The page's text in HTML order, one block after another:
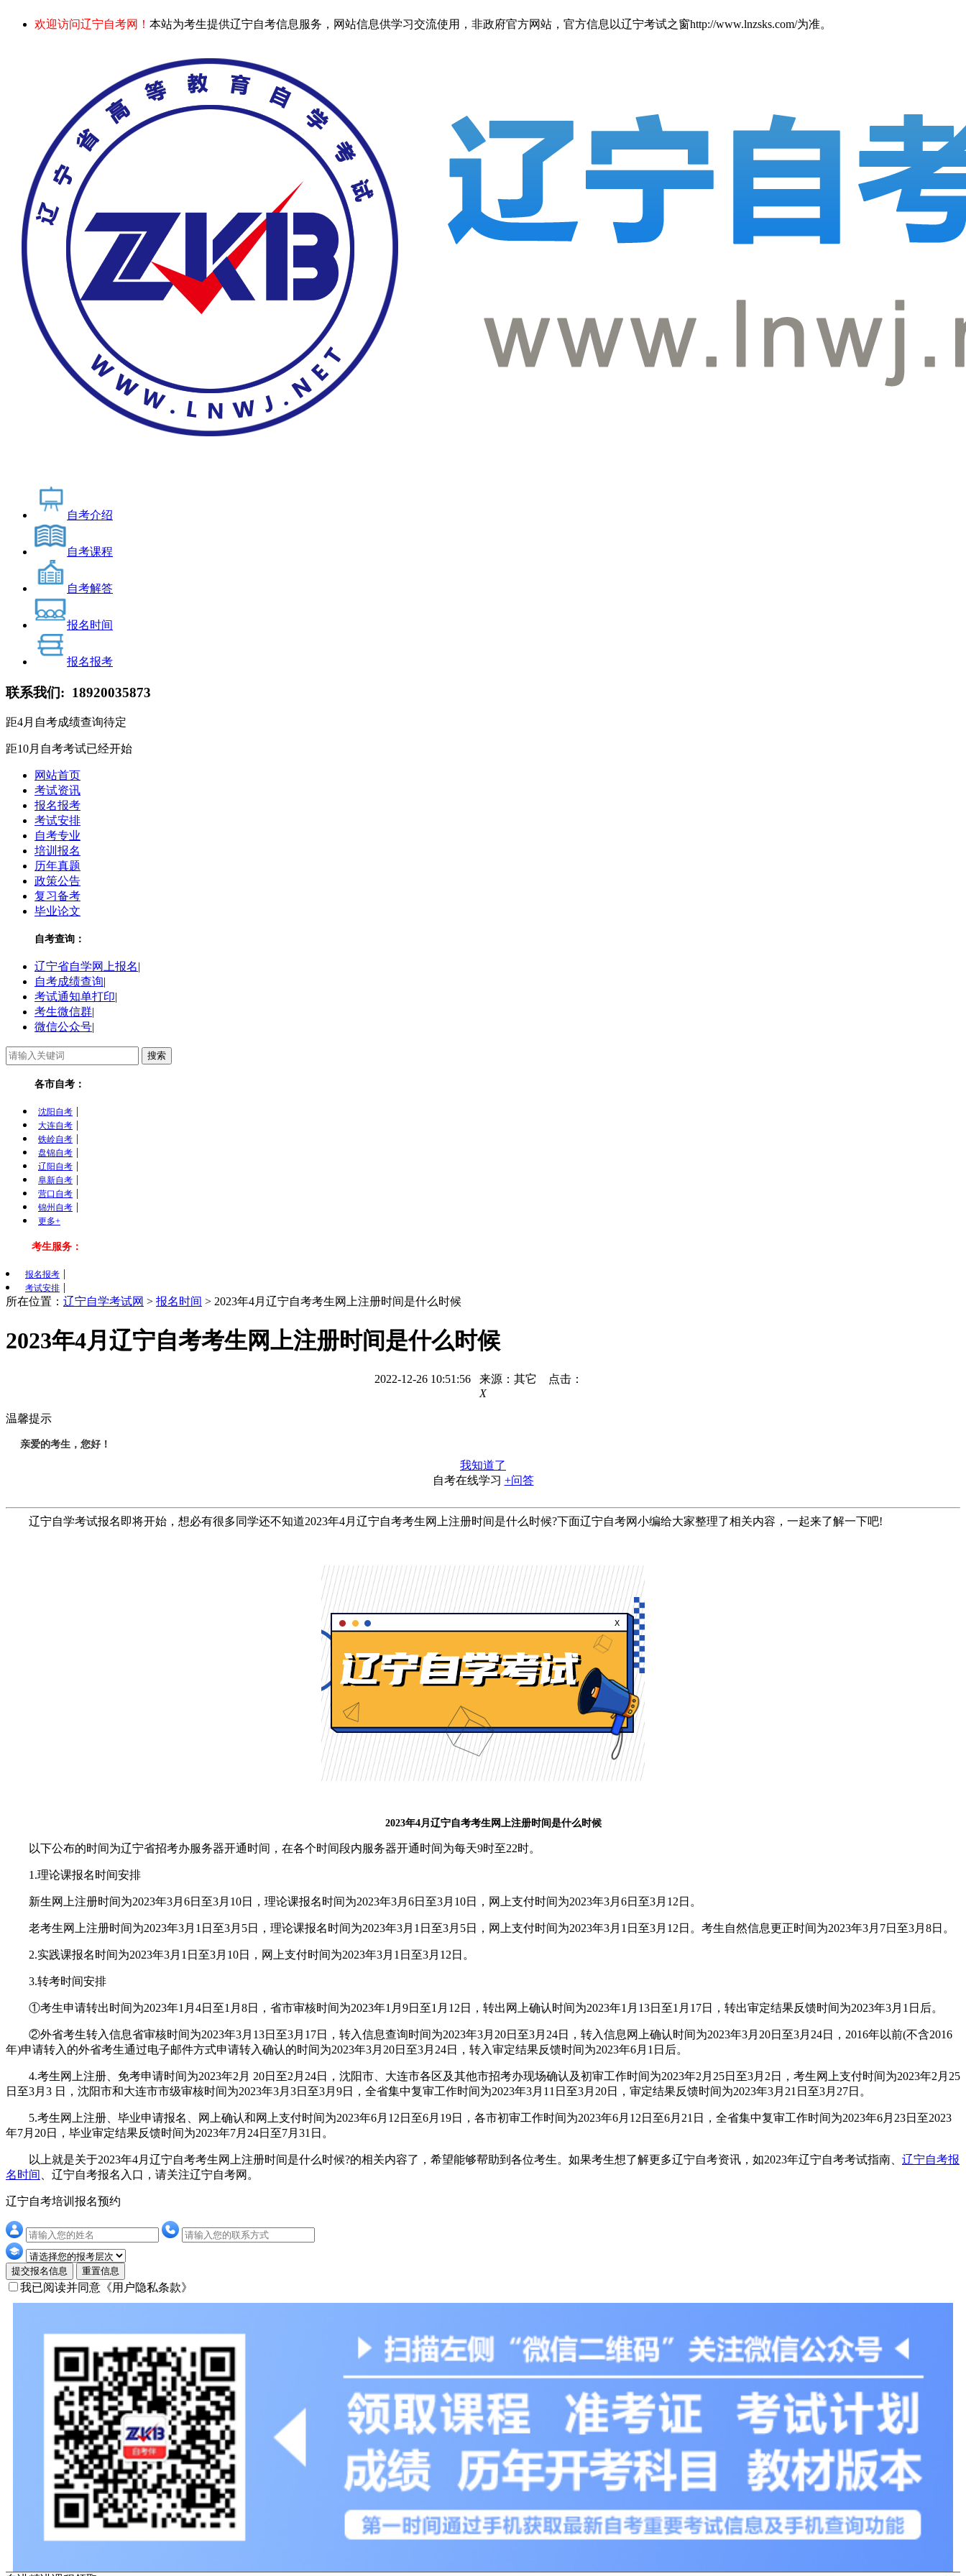
欢迎访问辽宁自考网！ 本站为考生提供辽宁自考信息服务，网站信息供学习交流使用，非政府官方网站，官方信息以辽宁考试之窗http://www.lnzsks.com/为准。
自考介绍
自考课程
自考解答
报名时间
报名报考
联系我们: 18920035873
距4月自考成绩查询待定
距10月自考考试已经开始
网站首页
考试资讯
报名报考
考试安排
自考专业
培训报名
历年真题
政策公告
复习备考
毕业论文
自考查询：
辽宁省自学网上报名|
自考成绩查询|
考试通知单打印|
考生微信群|
微信公众号|
各市自考：
沈阳自考 |
大连自考 |
铁岭自考 |
盘锦自考 |
辽阳自考 |
阜新自考 |
营口自考 |
锦州自考 |
更多+
考生服务：
报名报考 |
考试安排 |
所在位置： 辽宁自学考试网 > 报名时间 > 2023年4月辽宁自考考生网上注册时间是什么时候
2023年4月辽宁自考考生网上注册时间是什么时候
2022-12-26 10:51:56 来源：其它 点击：
X
温馨提示
亲爱的考生，您好！
我知道了
自考在线学习 +问答
辽宁自学考试报名即将开始，想必有很多同学还不知道2023年4月辽宁自考考生网上注册时间是什么时候?下面辽宁自考网小编给大家整理了相关内容，一起来了解一下吧!
2023年4月辽宁自考考生网上注册时间是什么时候
以下公布的时间为辽宁省招考办服务器开通时间，在各个时间段内服务器开通时间为每天9时至22时。
1.理论课报名时间安排
新生网上注册时间为2023年3月6日至3月10日，理论课报名时间为2023年3月6日至3月10日，网上支付时间为2023年3月6日至3月12日。
老考生网上注册时间为2023年3月1日至3月5日，理论课报名时间为2023年3月1日至3月5日，网上支付时间为2023年3月1日至3月12日。考生自然信息更正时间为2023年3月7日至3月8日。
2.实践课报名时间为2023年3月1日至3月10日，网上支付时间为2023年3月1日至3月12日。
3.转考时间安排
①考生申请转出时间为2023年1月4日至1月8日，省市审核时间为2023年1月9日至1月12日，转出网上确认时间为2023年1月13日至1月17日，转出审定结果反馈时间为2023年3月1日后。
②外省考生转入信息省审核时间为2023年3月13日至3月17日，转入信息查询时间为2023年3月20日至3月24日，转入信息网上确认时间为2023年3月20日至3月24日，2016年以前(不含2016
年)申请转入的外省考生通过电子邮件方式申请转入确认的时间为2023年3月20日至3月24日，转入审定结果反馈时间为2023年6月1日后。
4.考生网上注册、免考申请时间为2023年2月 20日至2月24日，沈阳市、大连市各区及其他市招考办现场确认及初审工作时间为2023年2月25日至3月2日，考生网上支付时间为2023年2月25
日至3月3 日，沈阳市和大连市市级审核时间为2023年3月3日至3月9日，全省集中复审工作时间为2023年3月11日至3月20日，审定结果反馈时间为2023年3月21日至3月27日。
5.考生网上注册、毕业申请报名、网上确认和网上支付时间为2023年6月12日至6月19日，各市初审工作时间为2023年6月12日至6月21日，全省集中复审工作时间为2023年6月23日至2023
年7月20日，毕业审定结果反馈时间为2023年7月24日至7月31日。
以上就是关于2023年4月辽宁自考考生网上注册时间是什么时候?的相关内容了，希望能够帮助到各位考生。如果考生想了解更多辽宁自考资讯，如2023年辽宁自考考试指南、 辽宁自考报
名时间
、辽宁自考报名入口，请关注辽宁自考网。
辽宁自考培训报名预约
提交报名信息 重置信息
我已阅读并同意 《用户隐私条款》